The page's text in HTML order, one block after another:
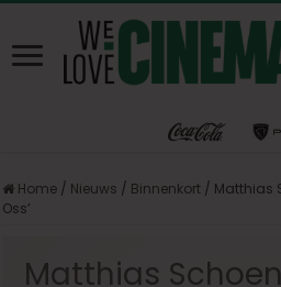
Home / Nieuws / Binnenkort / Matthias
Oss’
Matthias